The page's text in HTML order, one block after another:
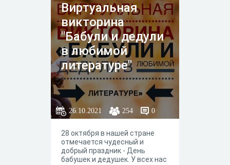
Виртуальная
викторина
"Бабули и дедули
в любимой
литературе"
26.10.2021 254 0
28 октября в нашей стране
отмечается чудесный и
добрый праздник - День
бабушек и дедушек. У всех нас